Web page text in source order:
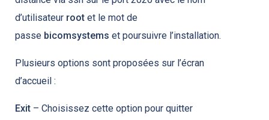
d’utilisateur root et le mot de
passe bicomsystems et poursuivre l’installation.
Plusieurs options sont proposées sur l’écran
d’accueil :
Exit – Choisissez cette option pour quitter